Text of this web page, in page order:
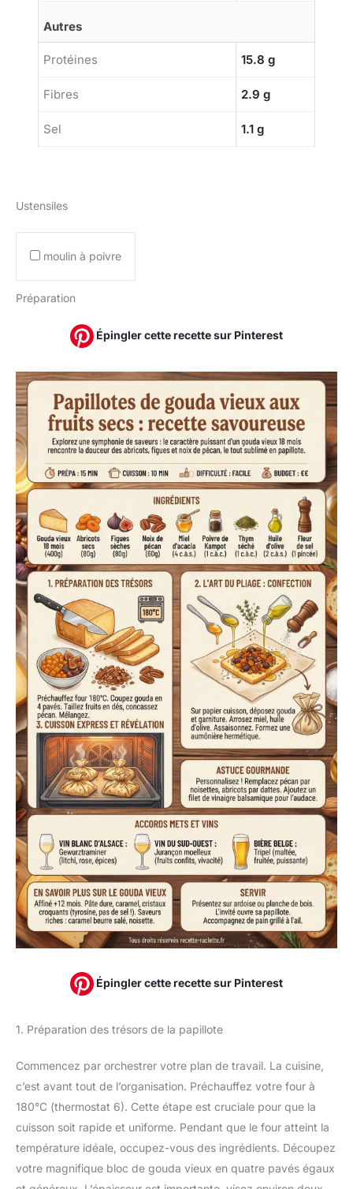
Autres
Protéines 15.8 g
Fibres 2.9 g
Sel 1.1 g
Ustensiles
moulin à poivre
Préparation
Épingler cette recette sur Pinterest
Épingler cette recette sur Pinterest
1. Préparation des trésors de la papillote
Commencez par orchestrer votre plan de travail. La cuisine,
c’est avant tout de l’organisation. Préchauffez votre four à
180°C (thermostat 6). Cette étape est cruciale pour que la
cuisson soit rapide et uniforme. Pendant que le four atteint la
température idéale, occupez-vous des ingrédients. Découpez
votre magnifique bloc de gouda vieux en quatre pavés égaux